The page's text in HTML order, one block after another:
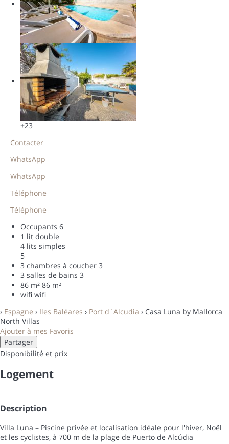
+23
Contacter
WhatsApp
WhatsApp
Téléphone
Téléphone
Occupants 6
1 lit double
4 lits simples
5
3 chambres à coucher 3
3 salles de bains 3
86 m² 86 m²
wifi wifi
› Espagne › Iles Baléares › Port d´Alcudia › Casa Luna by Mallorca
North Villas
Ajouter à mes Favoris
Partager
Disponibilité et prix
Logement
Description
Villa Luna – Piscine privée et localisation idéale pour l'hiver, Noël
et les cyclistes, à 700 m de la plage de Puerto de Alcúdia